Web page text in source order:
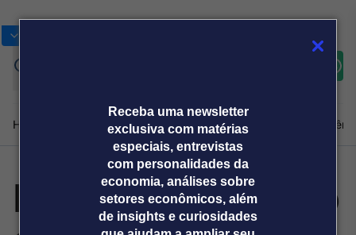
Receba uma newsletter
exclusiva com matérias
especiais, entrevistas
com personalidades da
economia, análises sobre
setores econômicos, além
de insights e curiosidades
Home Produtos e soluçõesNotíciasBlogWeekend
Plataformas
Broadcast
Sobre nós Releases Broadcast
Prêmio Broadcast
Prêmio Broadcast
Agências de
Releases
Energia limpa não